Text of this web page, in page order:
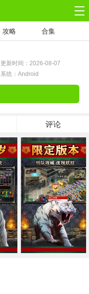
攻略 合集
更新时间：2026-08-07
系统：Android
评论